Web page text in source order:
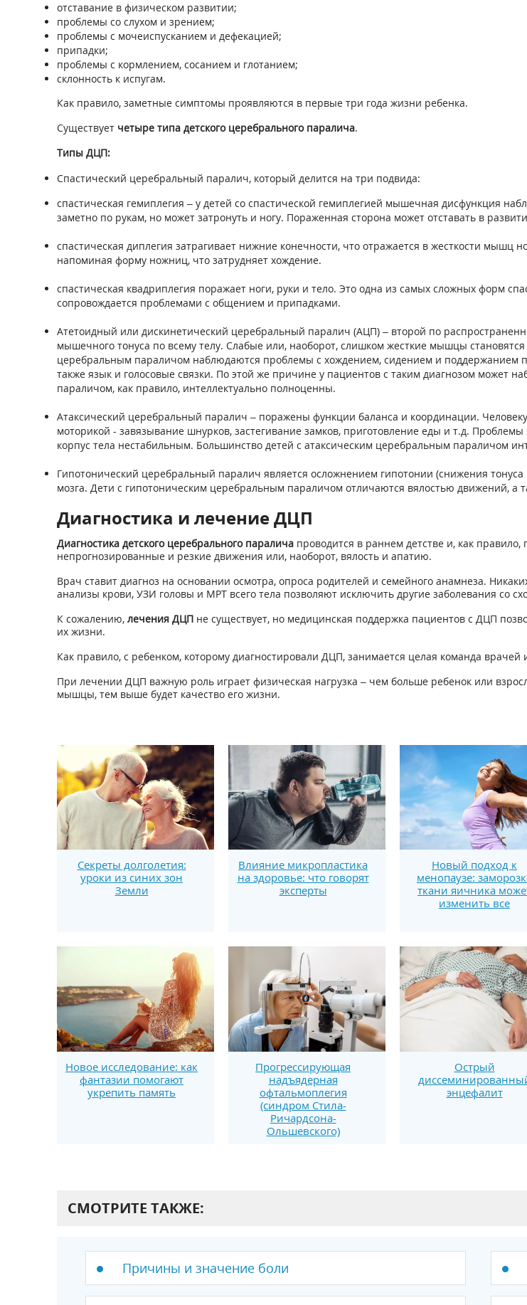
отставание в физическом развитии;
проблемы со слухом и зрением;
проблемы с мочеиспусканием и дефекацией;
припадки;
проблемы с кормлением, сосанием и глотанием;
склонность к испугам.
Как правило, заметные симптомы проявляются в первые три года жизни ребенка.
Существует четыре типа детского церебрального паралича.
Типы ДЦП:
Спастический церебральный паралич, который делится на три подвида:
спастическая гемиплегия – у детей со спастической гемиплегией мышечная дисфункция
заметно по рукам, но может затронуть и ногу. Пораженная сторона может отставать в
спастическая диплегия затрагивает нижние конечности, что отражается в жесткости мышц
напоминая форму ножниц, что затрудняет хождение.
спастическая квадриплегия поражает ноги, руки и тело. Это одна из самых сложных форм
сопровождается проблемами с общением и припадками.
Атетоидный или дискинетический церебральный паралич (АЦП) – второй по
мышечного тонуса по всему телу. Слабые или, наоборот, слишком жесткие мышцы
церебральным параличом наблюдаются проблемы с хождением, сидением и поддержанием
также язык и голосовые связки. По этой же причине у пациентов с таким диагнозом может
параличом, как правило, интеллектуально полноценны.
Атаксический церебральный паралич – поражены функции баланса и координации.
моторикой - завязывание шнурков, застегивание замков, приготовление еды и т.д.
корпус тела нестабильным. Большинство детей с атаксическим церебральным параличом
Гипотонический церебральный паралич является осложнением гипотонии (снижения
мозга. Дети с гипотоническим церебральным параличом отличаются вялостью движений, а
Диагностика и лечение ДЦП
Диагностика детского церебрального параличапроводится в раннем детстве и, как
непрогнозированные и резкие движения или, наоборот, вялость и апатию.
Врач ставит диагноз на основании осмотра, опроса родителей и семейного анамнеза.
анализы крови, УЗИ головы и МРТ всего тела позволяют исключить другие заболевания со
К сожалению, лечения ДЦПне существует, но медицинская поддержка пациентов с ДЦП
их жизни.
Как правило, с ребенком, которому диагностировали ДЦП, занимается целая команда врачей
При лечении ДЦП важную роль играет физическая нагрузка – чем больше ребенок или
мышцы, тем выше будет качество его жизни.
Секреты долголетия:
уроки из синих зон
Земли
Влияние микропластика
на здоровье: что говорят
эксперты
Новый подход к
менопаузе:
ткани яичника
изменить все
Новое исследование: как
фантазии помогают
укрепить память
Прогрессирующая
надъядерная
офтальмоплегия
(синдром Стила-
Ричардсона-
Ольшевского)
Острый
энцефалит
СМОТРИТЕ ТАКЖЕ:
Причины и значение боли